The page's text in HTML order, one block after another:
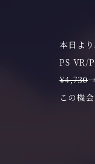
本日よ
PS VR/
¥4,730
この機